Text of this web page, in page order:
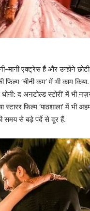
मानी एक्ट्रेस हैं और उन्होंने
‘चीनी कम’ में भी काम
द अनटोल्ड स्टोरी’ में भी
फिल्म ‘पाठशाला’ में भी
समय से बड़े पर्दे से दूर हैं.